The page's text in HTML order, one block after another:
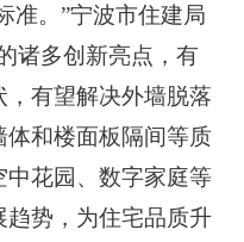
准。”宁波市住建局
诸多创新亮点，有
有望解决外墙脱落
和楼面板隔间等质
花园、数字家庭等
势，为住宅品质升